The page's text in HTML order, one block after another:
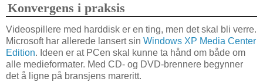
Konvergens i praksis
Videospillere med harddisk er en ting, men det skal bli verre.
Microsoft har allerede lansert sin Windows XP Media Center
Edition. Ideen er at PCen skal kunne ta hånd om både om
alle medieformater. Med CD- og DVD-brennere begynner
det å ligne på bransjens mareritt.